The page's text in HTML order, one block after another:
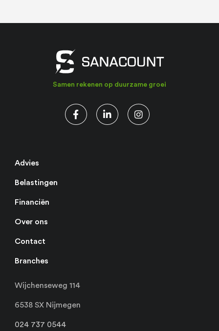
Samen rekenen op duurzame groei
Advies
Belastingen
Financiën
Over ons
Contact
Branches
Wijchenseweg 114
6538 SX Nijmegen
024 737 0544